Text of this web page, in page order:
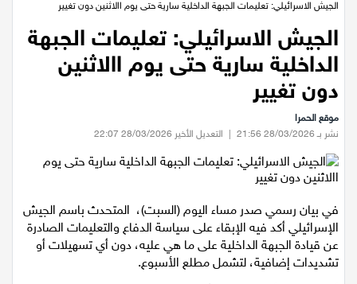
عيلبون
دير حنا
سخنين
عرابة
اخبار عالمية
رياضة
رياضة محلية
الرئيسية / اخبار محلية
/
الجيش الاسرائيلي: تعليمات الجبهة
الداخلية سارية حتى يوم االاثنين
دون تغيير
موقع الحمرا
في بيان رسمي صدر مساء اليوم (السبت)، المتحدث باسم الجيش
الإسرائيلي أكد فيه الإبقاء على سياسة الدفاع والتعليمات الصادرة
عن قيادة الجبهة الداخلية على ما هي عليه، دون أي تسهيلات أو